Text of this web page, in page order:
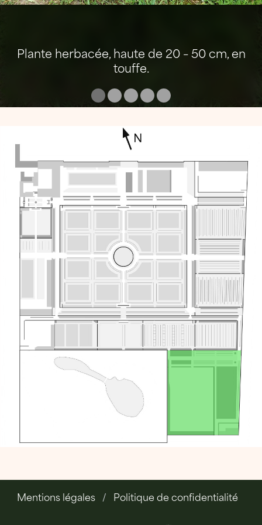
Plante herbacée, haute de 20 – 50 cm, en
touffe.
Mentions légales Politique de confidentialité